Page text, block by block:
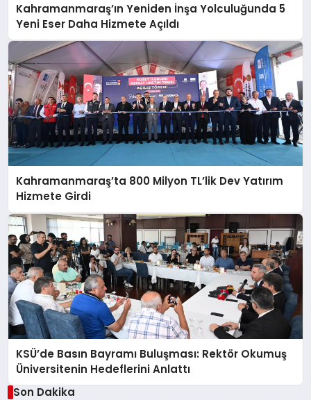
Kahramanmaraş’ın Yeniden İnşa Yolculuğunda 5
Yeni Eser Daha Hizmete Açıldı
Kahramanmaraş’ta 800 Milyon TL’lik Dev Yatırım
Hizmete Girdi
KSÜ’de Basın Bayramı Buluşması: Rektör Okumuş
Üniversitenin Hedeflerini Anlattı
Son Dakika